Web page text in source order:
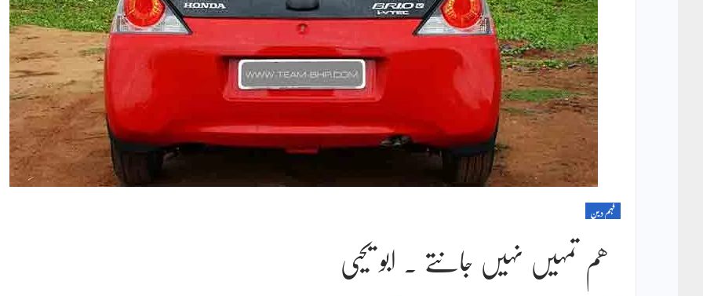
فہم دین
ھم تمہیں نہیں جانتے ۔ ابو یحیی